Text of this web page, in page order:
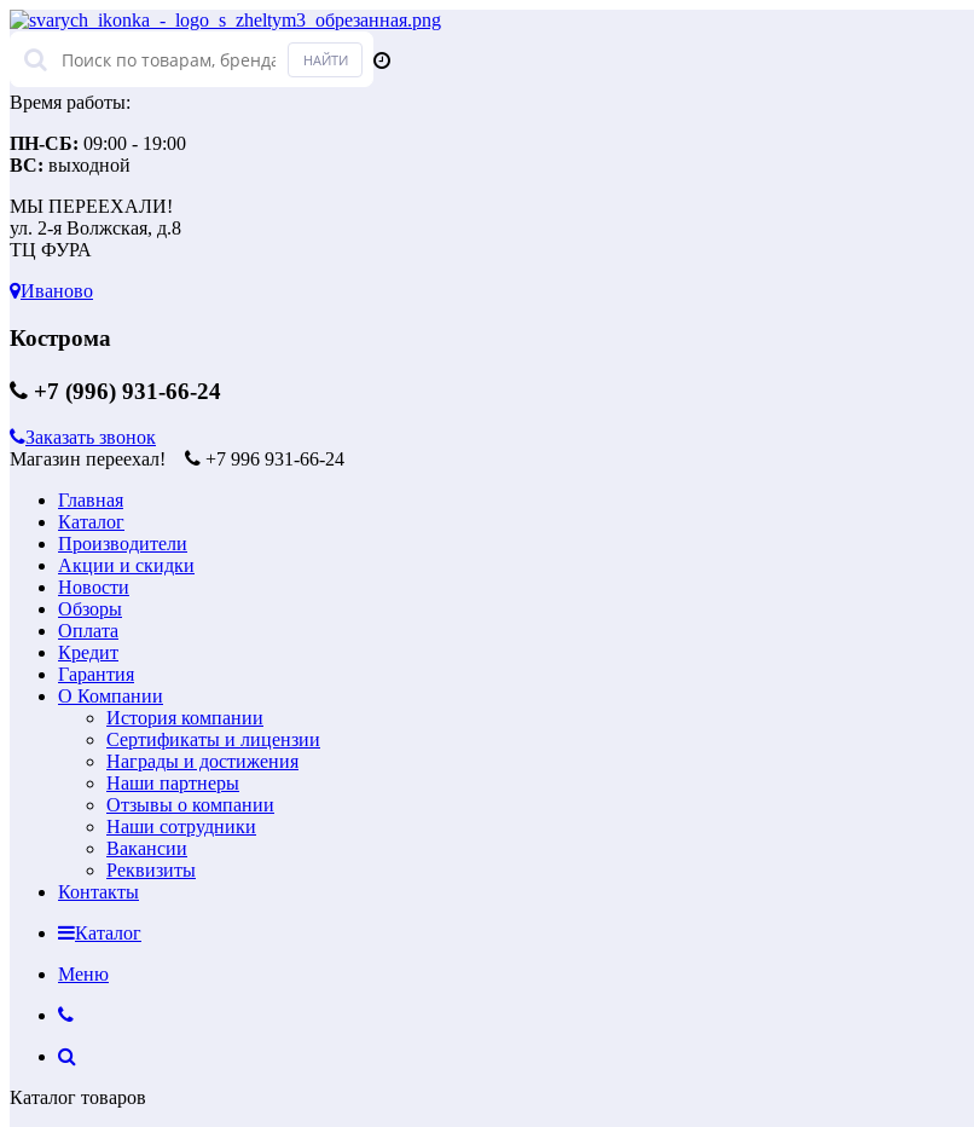
Время работы:
ПН-СБ: 09:00 - 19:00
ВС: выходной
МЫ ПЕРЕЕХАЛИ!
ул. 2-я Волжская, д.8
ТЦ ФУРА
Иваново
Кострома
+7 (996) 931-66-24
Заказать звонок
Магазин переехал!
+7 996 931-66-24
Главная
Каталог
Производители
Акции и скидки
Новости
Обзоры
Оплата
Кредит
Гарантия
О Компании
История компании
Сертификаты и лицензии
Награды и достижения
Наши партнеры
Отзывы о компании
Наши сотрудники
Вакансии
Реквизиты
Контакты
Каталог
Меню
Каталог товаров